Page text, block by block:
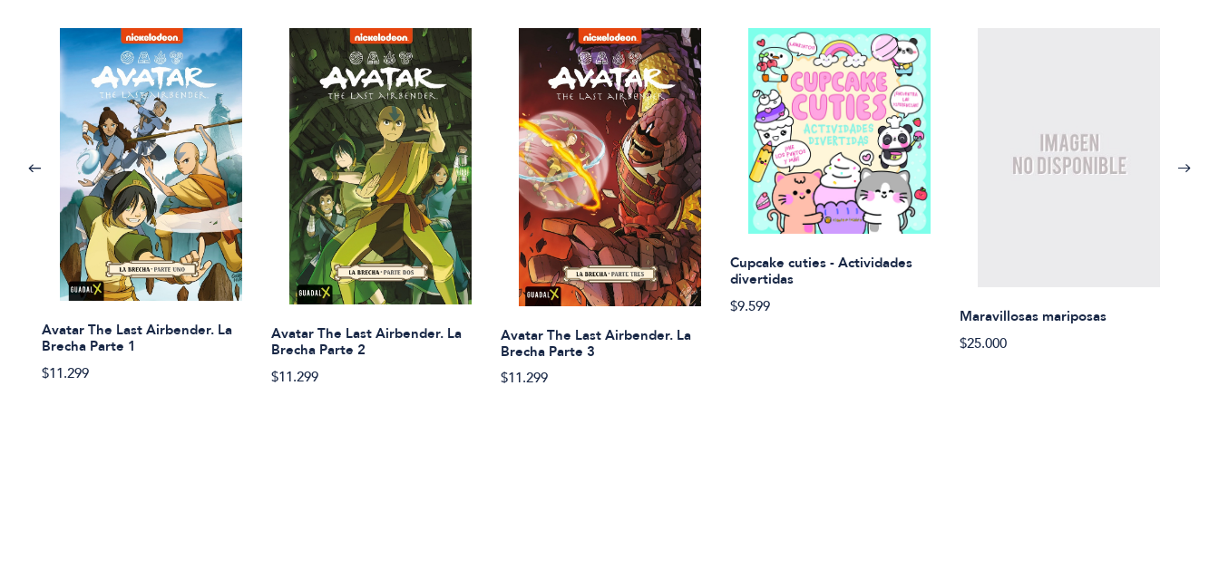
Avatar The Last Airbender. La
Brecha Parte 1
$11.299
Avatar The Last Airbender. La
Brecha Parte 2
$11.299
Avatar The Last Airbender. La
Brecha Parte 3
$11.299
Cupcake cuties - Actividades
divertidas
$9.599
Maravillosas mariposas
$25.000